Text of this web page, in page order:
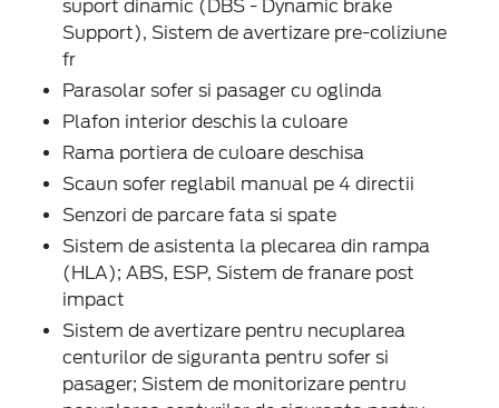
suport dinamic (DBS - Dynamic brake
Support), Sistem de avertizare pre-coliziune
fr
Parasolar sofer si pasager cu oglinda
Plafon interior deschis la culoare
Rama portiera de culoare deschisa
Scaun sofer reglabil manual pe 4 directii
Senzori de parcare fata si spate
Sistem de asistenta la plecarea din rampa
(HLA); ABS, ESP, Sistem de franare post
impact
Sistem de avertizare pentru necuplarea
centurilor de siguranta pentru sofer si
pasager; Sistem de monitorizare pentru